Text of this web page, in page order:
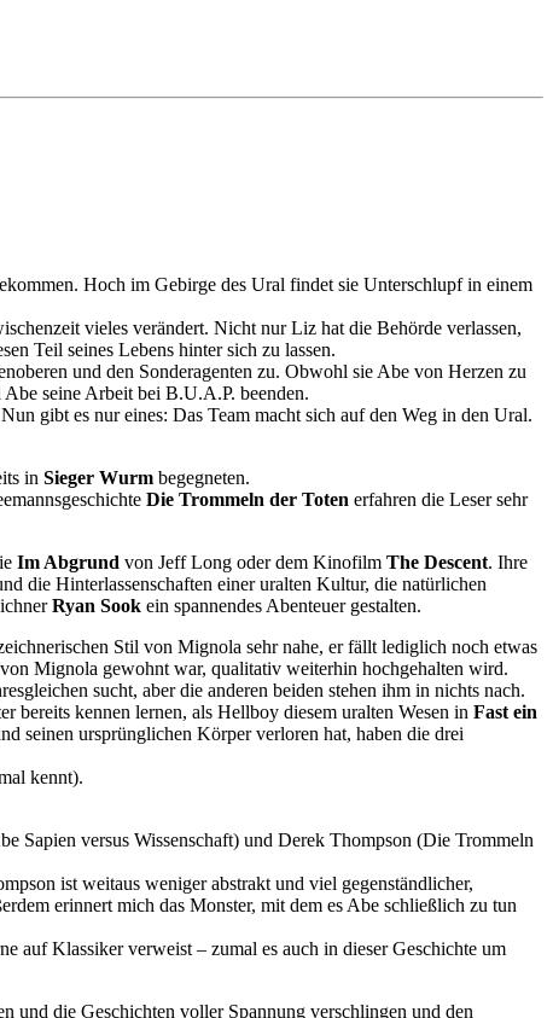
Hoch im Gebirge des Ural findet sie Unterschlupf in einem
vieles verändert. Nicht nur Liz hat die Behörde verlassen,
Teil seines Lebens hinter sich zu lassen.
und den Sonderagenten zu. Obwohl sie Abe von Herzen zu
seine Arbeit bei B.U.A.P. beenden.
gibt es nur eines: Das Team macht sich auf den Weg in den Ural.
in Sieger Wurm begegneten.
Die Trommeln der Toten erfahren die Leser sehr
Im Abgrund von Jeff Long oder dem Kinofilm The Descent. Ihre
die Hinterlassenschaften einer uralten Kultur, die natürlichen
Ryan Sook ein spannendes Abenteuer gestalten.
Stil von Mignola sehr nahe, er fällt lediglich noch etwas
Mignola gewohnt war, qualitativ weiterhin hochgehalten wird.
sucht, aber die anderen beiden stehen ihm in nichts nach.
bereits kennen lernen, als Hellboy diesem uralten Wesen in Fast ein
seinen ursprünglichen Körper verloren hat, haben die drei
kennt).
Sapien versus Wissenschaft) und Derek Thompson (Die Trommeln
ist weitaus weniger abstrakt und viel gegenständlicher,
erinnert mich das Monster, mit dem es Abe schließlich zu tun
Klassiker verweist – zumal es auch in dieser Geschichte um
und die Geschichten voller Spannung verschlingen und den